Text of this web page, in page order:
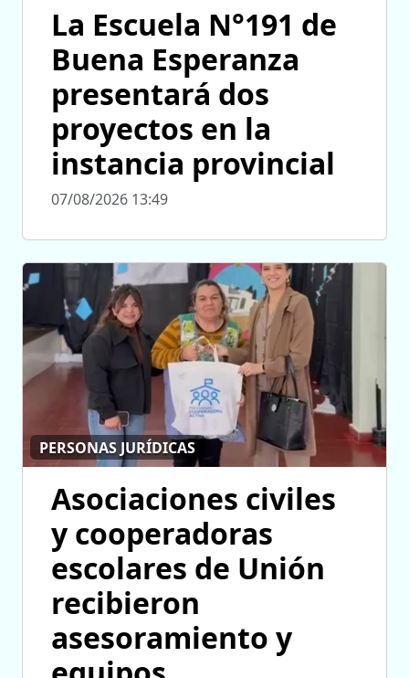
La Escuela N°191 de
Buena Esperanza
presentará dos
proyectos en la
instancia provincial
07/08/2026 13:49
PERSONAS JURÍDICAS
Asociaciones civiles
y cooperadoras
escolares de Unión
recibieron
asesoramiento y